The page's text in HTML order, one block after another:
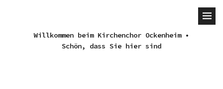
Willkommen beim Kirchenchor Ockenheim •
Schön, dass Sie hier sind